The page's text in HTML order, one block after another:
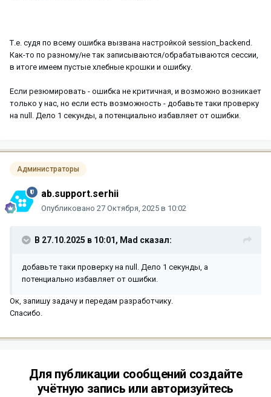
Т.е. судя по всему ошибка вызвана настройкой session_backend.
Как-то по разному/не так записываются/обрабатываются сессии,
в итоге имеем пустые хлебные крошки и ошибку.
Если резюмировать - ошибка не критичная, и возможно возникает
только у нас, но если есть возможность - добавьте таки проверку
на null. Дело 1 секунды, а потенциально избавляет от ошибки.
Администраторы
ab.support.serhii
Опубликовано 27 Октября, 2025 в 10:02
В 27.10.2025 в 10:01, Mad сказал:
добавьте таки проверку на null. Дело 1 секунды, а
потенциально избавляет от ошибки.
Ок, запишу задачу и передам разработчику.
Спасибо.
Для публикации сообщений создайте
учётную запись или авторизуйтесь